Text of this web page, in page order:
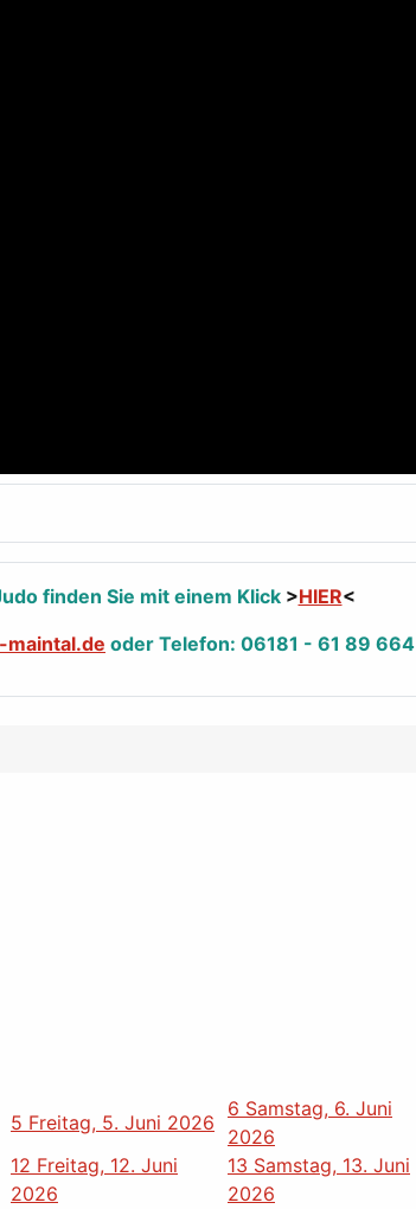
finden Sie mit einem Klick>HIER<
maintal.de oder Telefon: 06181 - 61 89 664
5 Freitag, 5. Juni 2026
6 Samstag, 6. Juni
2026
12 Freitag, 12. Juni
2026
13 Samstag, 13. Juni
2026